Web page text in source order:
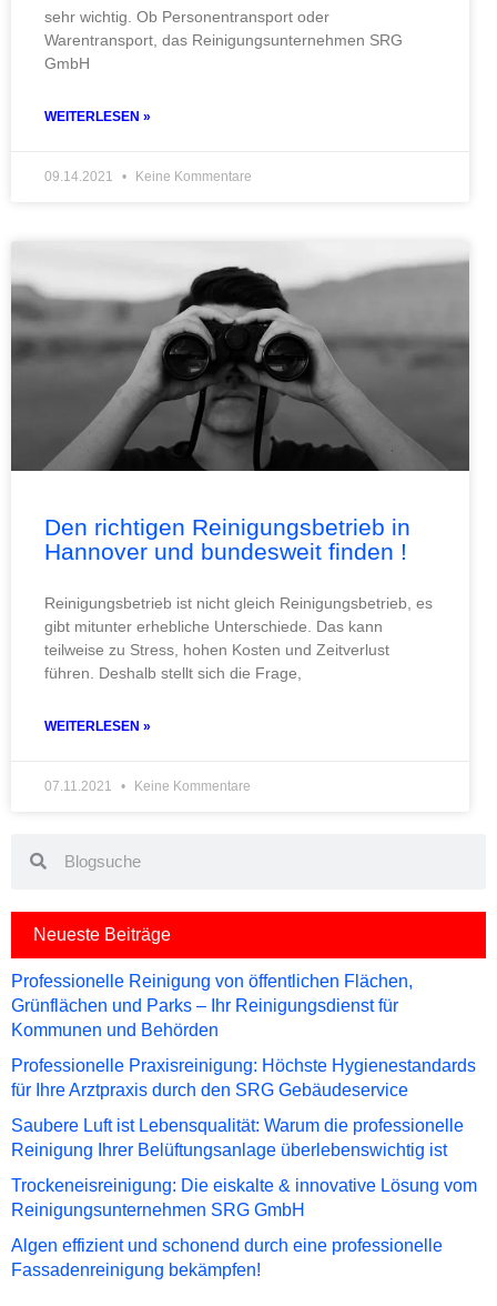
sehr wichtig. Ob Personentransport oder
Warentransport, das Reinigungsunternehmen SRG
GmbH
WEITERLESEN »
09.14.2021 Keine Kommentare
Den richtigen Reinigungsbetrieb in
Hannover und bundesweit finden !
Reinigungsbetrieb ist nicht gleich Reinigungsbetrieb, es
gibt mitunter erhebliche Unterschiede. Das kann
teilweise zu Stress, hohen Kosten und Zeitverlust
führen. Deshalb stellt sich die Frage,
WEITERLESEN »
07.11.2021 Keine Kommentare
Neueste Beiträge
Professionelle Reinigung von öffentlichen Flächen,
Grünflächen und Parks – Ihr Reinigungsdienst für
Kommunen und Behörden
Professionelle Praxisreinigung: Höchste Hygienestandards
für Ihre Arztpraxis durch den SRG Gebäudeservice
Saubere Luft ist Lebensqualität: Warum die professionelle
Reinigung Ihrer Belüftungsanlage überlebenswichtig ist
Trockeneisreinigung: Die eiskalte & innovative Lösung vom
Reinigungsunternehmen SRG GmbH
Algen effizient und schonend durch eine professionelle
Fassadenreinigung bekämpfen!